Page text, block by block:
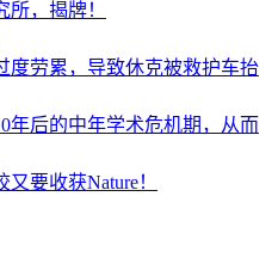
，揭牌！
度劳累，导致休克被救护车抬
年后的中年学术危机期，从而
要收获Nature！